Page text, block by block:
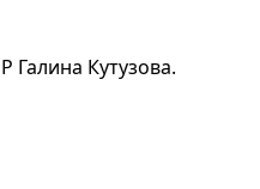
Кутузова.